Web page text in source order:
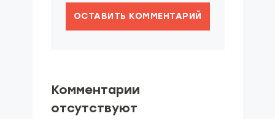
ОСТАВИТЬ КОММЕНТАРИЙ
Комментарии
отсутствуют